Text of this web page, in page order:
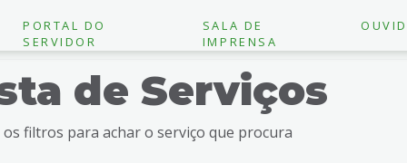
PORTAL DO
SERVIDOR
SALA DE
IMPRENSA
de Serviços
os filtros para achar o serviço que procura